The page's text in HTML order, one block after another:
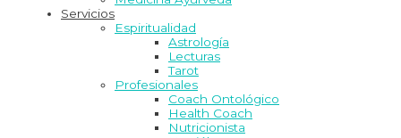
Servicios
Espiritualidad
Astrología
Lecturas
Tarot
Profesionales
Coach Ontológico
Health Coach
Nutricionista